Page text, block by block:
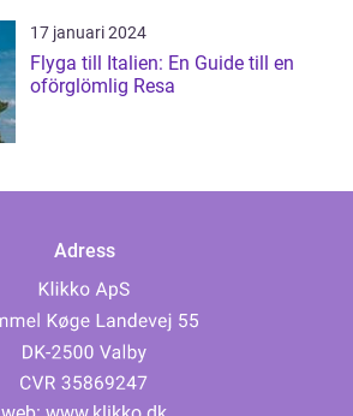
17 januari 2024
Flyga till Italien: En Guide till en
oförglömlig Resa
Adress